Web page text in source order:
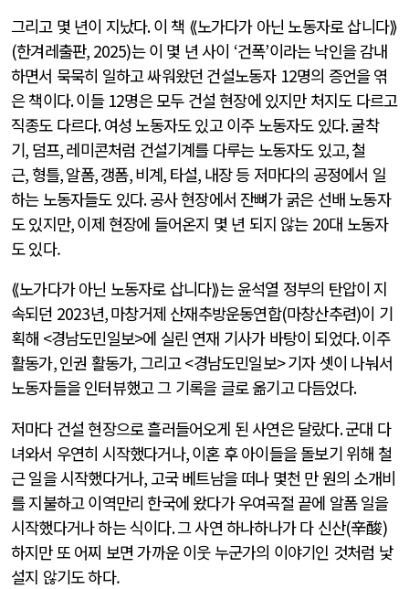
그리고 몇 년이 지났다.이 책 ⟪노가다가 아닌 노동자로 삽니다⟫
(한겨레출판, 2025)는 이 몇 년 사이 ‘건폭’이라는 낙인을 감내
하면서 묵묵히 일하고 싸워왔던 건설노동자 12명의 증언을 엮
은 책이다.이들 12명은 모두 건설 현장에 있지만 처지도 다르고
직종도 다르다.여성 노동자도 있고 이주 노동자도 있다.굴착
기, 덤프,레미콘처럼 건설기계를 다루는 노동자도 있고,철
근,형틀,알폼,갱폼,비계, 타설, 내장 등 저마다의 공정에서 일
하는 노동자들도 있다.공사 현장에서 잔뼈가 굵은 선배 노동자
도 있지만,이제 현장에 들어온지 몇 년 되지 않는 20대 노동자
도 있다.
⟪노가다가 아닌 노동자로 삽니다⟫는 윤석열 정부의 탄압이 지
속되던 2023년,마창거제 산재추방운동연합(마창산추련)이 기
획해 <경남도민일보>에 실린 연재 기사가 바탕이 되었다.이주
활동가,인권 활동가,그리고<경남도민일보>기자 셋이 나눠서
노동자들을 인터뷰했고 그 기록을 글로 옮기고 다듬었다.
저마다 건설 현장으로 흘러들어오게 된 사연은 달랐다.군대 다
녀와서 우연히 시작했다거나,이혼 후 아이들을 돌보기 위해 철
근 일을 시작했다거나, 고국 베트남을 떠나 몇천 만 원의 소개비
를 지불하고 이역만리 한국에 왔다가 우여곡절 끝에 알폼 일을
시작했다거나 하는 식이다.그 사연 하나하나가 다 신산(辛酸)
하지만 또 어찌 보면 가까운 이웃 누군가의 이야기인 것처럼 낯
설지 않기도 하다.